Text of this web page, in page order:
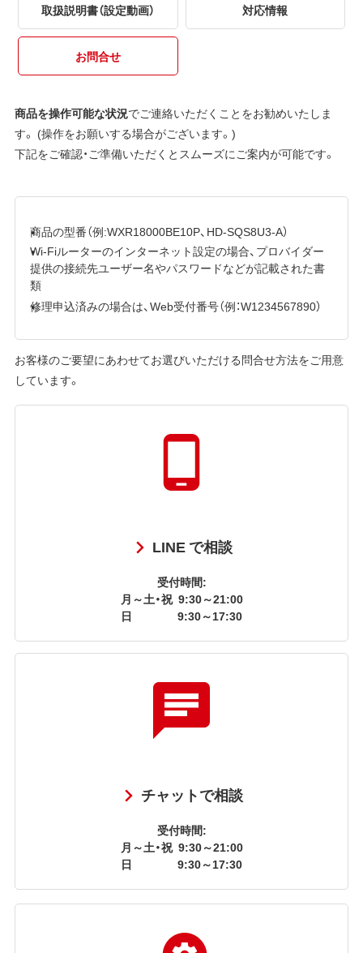
取扱説明書（設定動画） 対応情報
お問合せ
商品を操作可能な状況でご連絡いただくことをお勧めいたしま
す。 (操作をお願いする場合がございます。)
下記をご確認・ご準備いただくとスムーズにご案内が可能です。
商品の型番（例:WXR18000BE10P、HD-SQS8U3-A）
Wi-Fiルーターのインターネット設定の場合、プロバイダー
提供の接続先ユーザー名やパスワードなどが記載された書
類
修理申込済みの場合は、Web受付番号（例：W1234567890）
お客様のご要望にあわせてお選びいただける問合せ方法をご用意
しています。
LINE で相談
受付時間:
月～土・祝 9:30～21:00
日
9:30～17:30
チャットで相談
受付時間:
月～土・祝 9:30～21:00
日
9:30～17:30